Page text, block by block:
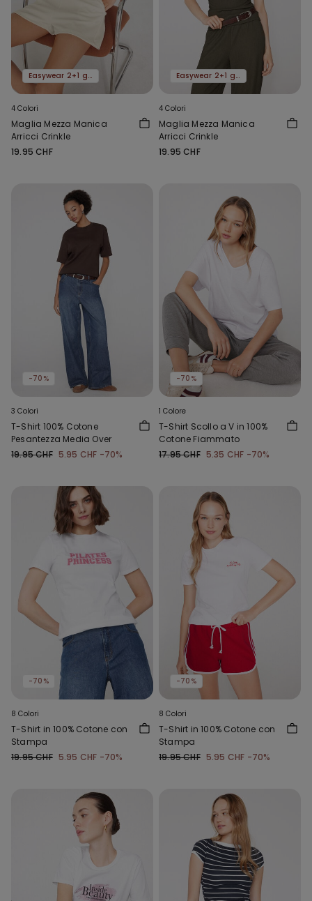
Easywear 2+1 gratis
4 Colori
Maglia Mezza Manica
Arricci Crinkle
19.95 CHF
Easywear 2+1 gratis
4 Colori
Maglia Mezza Manica
Arricci Crinkle
19.95 CHF
-70%
3 Colori
T-Shirt 100% Cotone
Pesantezza Media Over
19.95 CHF 5.95 CHF -70%
-70%
1 Colore
T-Shirt Scollo a V in 100%
Cotone Fiammato
17.95 CHF 5.35 CHF -70%
-70%
8 Colori
T-Shirt in 100% Cotone con
Stampa
19.95 CHF 5.95 CHF -70%
-70%
8 Colori
T-Shirt in 100% Cotone con
Stampa
19.95 CHF 5.95 CHF -70%